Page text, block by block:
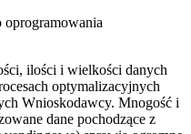
ilości i wielkości danych
optymalizacyjnych
Wnioskodawcy. Mnogość i
dane pochodzące z